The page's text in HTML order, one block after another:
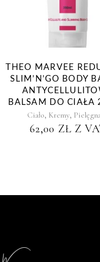
THEO MARVEE
SLIM’N’GO BODY
BALSAM DO CIAŁA
Ciało, Kremy,
62,00 ZŁ Z